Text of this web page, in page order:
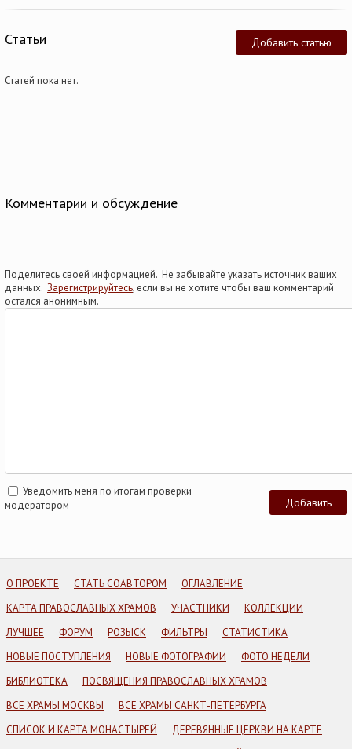
Добавить статью
Статьи
Статей пока нет.
Комментарии и обсуждение
Поделитесь своей информацией. Не забывайте указать источник ваших
данных. Зарегистрируйтесь, если вы не хотите чтобы ваш комментарий
остался анонимным.
Уведомить меня по итогам проверки
модератором
О ПРОЕКТЕ СТАТЬ СОАВТОРОМ
ОГЛАВЛЕНИЕ
КАРТА ПРАВОСЛАВНЫХ ХРАМОВ
УЧАСТНИКИ
КОЛЛЕКЦИИ
ЛУЧШЕЕ
ФОРУМ РОЗЫСК ФИЛЬТРЫ
СТАТИСТИКА
НОВЫЕ ПОСТУПЛЕНИЯ
НОВЫЕ ФОТОГРАФИИ
ФОТО НЕДЕЛИ
БИБЛИОТЕКА
ПОСВЯЩЕНИЯ ПРАВОСЛАВНЫХ ХРАМОВ
ВСЕ ХРАМЫ МОСКВЫ
ВСЕ ХРАМЫ САНКТ-ПЕТЕРБУРГА
СПИСОК И КАРТА МОНАСТЫРЕЙ
ДЕРЕВЯННЫЕ ЦЕРКВИ НА КАРТЕ